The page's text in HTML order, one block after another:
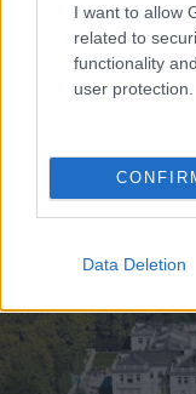
I want to allow
related to
functionality
user protection.
Data Deletion